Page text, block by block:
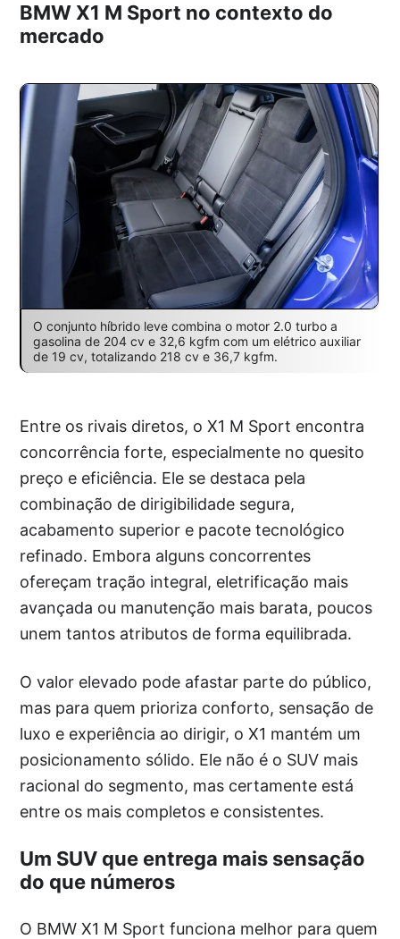
BMW X1 M Sport no contexto do
mercado
O conjunto híbrido leve combina o motor 2.0 turbo a
gasolina de 204 cv e 32,6 kgfm com um elétrico auxiliar
de 19 cv, totalizando 218 cv e 36,7 kgfm.
Entre os rivais diretos, o X1 M Sport encontra
concorrência forte, especialmente no quesito
preço e eficiência. Ele se destaca pela
combinação de dirigibilidade segura,
acabamento superior e pacote tecnológico
refinado. Embora alguns concorrentes
ofereçam tração integral, eletrificação mais
avançada ou manutenção mais barata, poucos
unem tantos atributos de forma equilibrada.
O valor elevado pode afastar parte do público,
mas para quem prioriza conforto, sensação de
luxo e experiência ao dirigir, o X1 mantém um
posicionamento sólido. Ele não é o SUV mais
racional do segmento, mas certamente está
entre os mais completos e consistentes.
Um SUV que entrega mais sensação
do que números
O BMW X1 M Sport funciona melhor para quem